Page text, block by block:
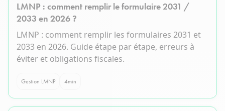
LMNP : comment remplir le formulaire 2031 /
2033 en 2026 ?
LMNP : comment remplir les formulaires 2031 et
2033 en 2026. Guide étape par étape, erreurs à
éviter et obligations fiscales.
Gestion LMNP 4min